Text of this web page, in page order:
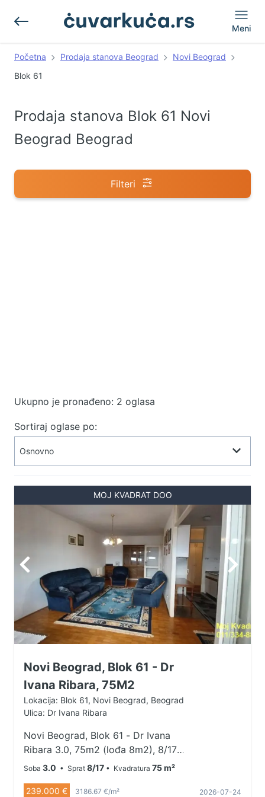
Meni
Početna Prodaja stanova Beograd
Novi Beograd
Blok 61
Prodaja stanova Blok 61 Novi
Beograd Beograd
Filteri
Ukupno je pronađeno: 2 oglasa
Sortiraj oglase po:
MOJ KVADRAT DOO
Novi Beograd, Blok 61 - Dr
Ivana Ribara, 75M2
Lokacija: Blok 61, Novi Beograd, Beograd
Ulica: Dr Ivana Ribara
Novi Beograd, Blok 61 - Dr Ivana
Ribara 3.0, 75m2 (lođa 8m2), 8/17,
CG, tri lifta, telefon, interfon,
trosoban stan u bloku 61, okružen
Soba 3.0 • Sprat 8/17 • Kvadratura 75 m²
239.000 € 3186.67 €/m² 2026-07-24